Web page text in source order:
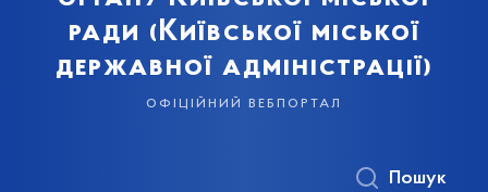
ради (Київської міської
державної адміністрації)
офіційний вебпортал
Пошук